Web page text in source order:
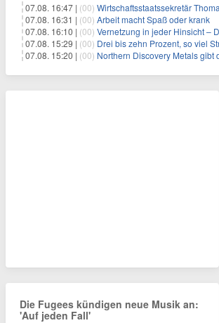
07.08. 16:47 | (00) Wirtschaftsstaatssekretär Thomas Dörflinger besucht
07.08. 16:31 | (00) Arbeit macht Spaß oder krank
07.08. 16:10 | (00) Vernetzung in jeder Hinsicht – Die Städte
07.08. 15:29 | (00) Drei bis zehn Prozent, so viel Strom
07.08. 15:20 | (00) Northern Discovery Metals gibt die Börsennotierung an der
Die Fugees kündigen neue Musik an:
'Auf jeden Fall'